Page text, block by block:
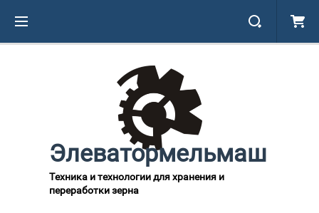
Элеватормельмаш
Техника и технологии для хранения и
переработки зерна